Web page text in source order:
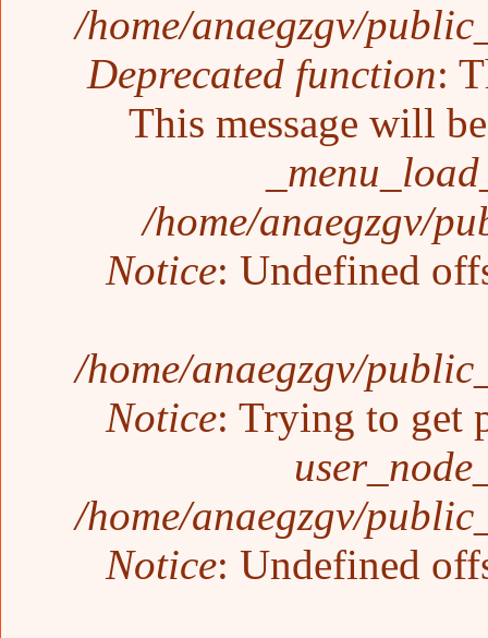
/home/anaegzgv/
Deprecated function:
This message will
/home/anaegzgv/
Notice: Undefined
/home/anaegzgv/
Notice: Trying to get
/home/anaegzgv/
Notice: Undefined